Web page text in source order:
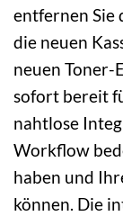
entfernen Sie
die neuen
neuen Toner-
sofort bereit
nahtlose
Workflow
haben und
können. Die